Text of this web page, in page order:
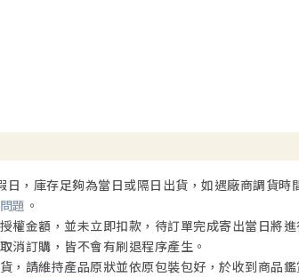
，庫存足夠為當日或隔日出貨，如遇廠商調貨時
題 。
權金額，並未立即扣款，待訂單完成寄出當日將
消訂購，皆不會有刷退程序產生。
，請維持產品原狀並依原包裝包好，於收到商品